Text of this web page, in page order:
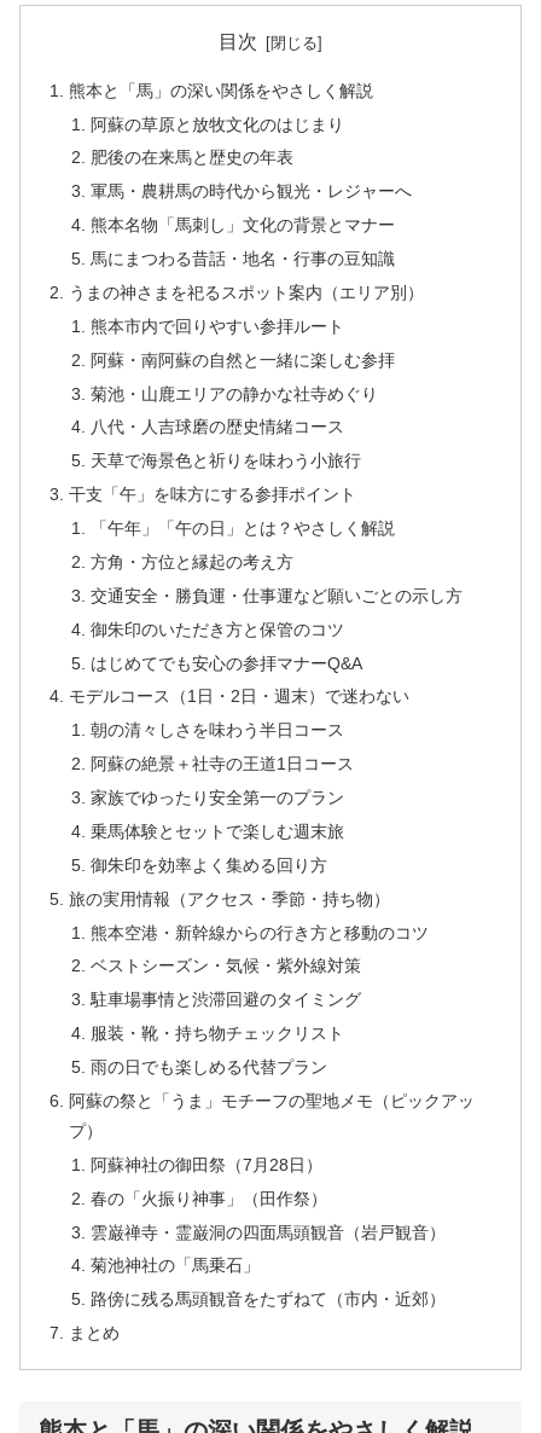
目次
熊本と「馬」の深い関係をやさしく解説
阿蘇の草原と放牧文化のはじまり
肥後の在来馬と歴史の年表
軍馬・農耕馬の時代から観光・レジャーへ
熊本名物「馬刺し」文化の背景とマナー
馬にまつわる昔話・地名・行事の豆知識
うまの神さまを祀るスポット案内（エリア別）
熊本市内で回りやすい参拝ルート
阿蘇・南阿蘇の自然と一緒に楽しむ参拝
菊池・山鹿エリアの静かな社寺めぐり
八代・人吉球磨の歴史情緒コース
天草で海景色と祈りを味わう小旅行
干支「午」を味方にする参拝ポイント
「午年」「午の日」とは？やさしく解説
方角・方位と縁起の考え方
交通安全・勝負運・仕事運など願いごとの示し方
御朱印のいただき方と保管のコツ
はじめてでも安心の参拝マナーQ&A
モデルコース（1日・2日・週末）で迷わない
朝の清々しさを味わう半日コース
阿蘇の絶景＋社寺の王道1日コース
家族でゆったり安全第一のプラン
乗馬体験とセットで楽しむ週末旅
御朱印を効率よく集める回り方
旅の実用情報（アクセス・季節・持ち物）
熊本空港・新幹線からの行き方と移動のコツ
ベストシーズン・気候・紫外線対策
駐車場事情と渋滞回避のタイミング
服装・靴・持ち物チェックリスト
雨の日でも楽しめる代替プラン
阿蘇の祭と「うま」モチーフの聖地メモ（ピックアッ
プ）
阿蘇神社の御田祭（7月28日）
春の「火振り神事」（田作祭）
雲巌禅寺・霊巌洞の四面馬頭観音（岩戸観音）
菊池神社の「馬乗石」
路傍に残る馬頭観音をたずねて（市内・近郊）
まとめ